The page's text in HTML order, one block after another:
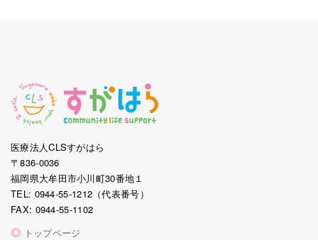
医療法人CLSすがはら
〒836-0036
福岡県大牟田市小川町30番地１
TEL: 0944-55-1212（代表番号）
FAX: 0944-55-1102
◎ トップページ